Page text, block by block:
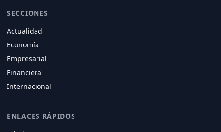
SECCIONES
Actualidad
Economía
Empresarial
Financiera
Internacional
ENLACES RÁPIDOS